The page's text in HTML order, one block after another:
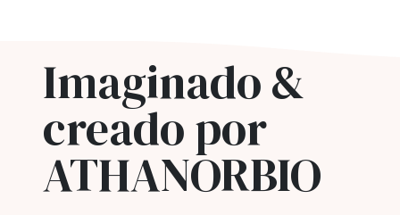
Imaginado &
creado por
ATHANORBIO